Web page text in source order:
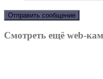
Отправить сообщение
Смотреть ещё web-